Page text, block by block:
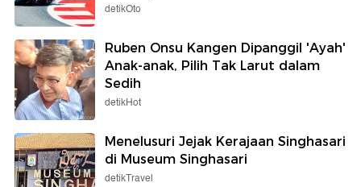
detikOto
Ruben Onsu Kangen Dipanggil 'Ayah'
Anak-anak, Pilih Tak Larut dalam
Sedih
detikHot
Menelusuri Jejak Kerajaan Singhasari
di Museum Singhasari
detikTravel